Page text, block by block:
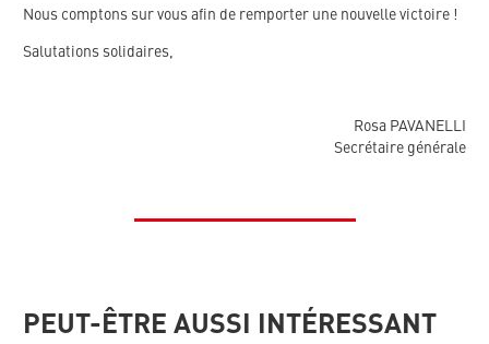
Nous comptons sur vous afin de remporter une nouvelle victoire !
Salutations solidaires,
Rosa PAVANELLI
Secrétaire générale
PEUT-ÊTRE AUSSI INTÉRESSANT